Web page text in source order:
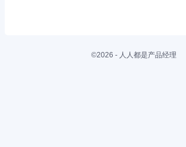
©2026 - 人人都是产品经理